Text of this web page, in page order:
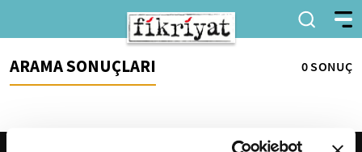
ARAMA SONUÇLARI 0 SONUÇ